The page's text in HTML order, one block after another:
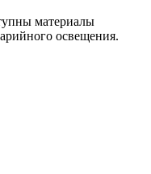
материалы
освещения.